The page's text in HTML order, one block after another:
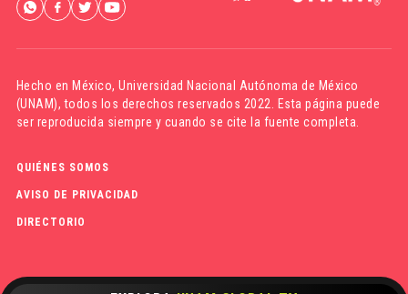
Hecho en México,Universidad Nacional Autónoma de México
(UNAM), todos los derechos reservados 2022. Esta página puede
ser reproducida siempre y cuando se cite la fuente completa.
QUIÉNES SOMOS
AVISO DE PRIVACIDAD
DIRECTORIO